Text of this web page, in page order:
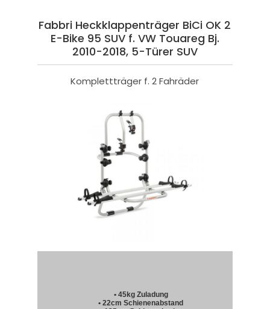
Fabbri Heckklappenträger BiCi OK 2
E-Bike 95 SUV f. VW Touareg Bj.
2010-2018, 5-Türer SUV
Komplettträger f. 2 Fahräder
• 45kg Zuladung
• 22cm Schienenabstand